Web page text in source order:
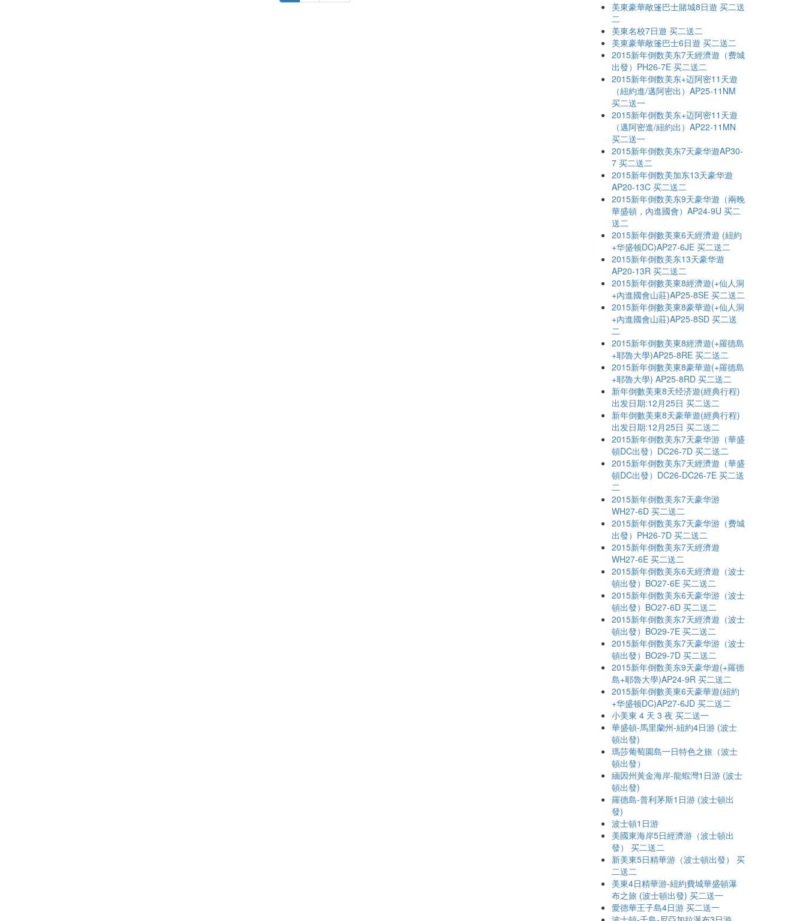
美東豪華敞篷巴士賭城8日遊 买二送
二
美東名校7日遊 买二送二
美東豪華敞篷巴士6日遊 买二送二
2015新年倒数美东7天經濟遊（费城
出發）PH26-7E 买二送二
2015新年倒数美东+迈阿密11天遊
（紐約進/邁阿密出）AP25-11NM
买二送一
2015新年倒数美东+迈阿密11天遊
（邁阿密進/紐約出）AP22-11MN
买二送一
2015新年倒数美东7天豪华遊AP30-
7 买二送二
2015新年倒数美加东13天豪华遊
AP20-13C 买二送二
2015新年倒数美东9天豪华遊（兩晚
華盛頓，內進國會）AP24-9U 买二
送二
2015新年倒數美東6天經濟遊 (紐約
+华盛顿DC)AP27-6JE 买二送二
2015新年倒数美东13天豪华遊
AP20-13R 买二送二
2015新年倒數美東8經濟遊(+仙人洞
+內進國會山莊)AP25-8SE 买二送二
2015新年倒數美東8豪華遊(+仙人洞
+內進國會山莊)AP25-8SD 买二送
二
2015新年倒數美東8經濟遊(+羅德島
+耶魯大學)AP25-8RE 买二送二
2015新年倒數美東8豪華遊(+羅德島
+耶魯大學) AP25-8RD 买二送二
新年倒數美東8天经济遊(經典行程)
出发日期:12月25日 买二送二
新年倒數美東8天豪華遊(經典行程)
出发日期:12月25日 买二送二
2015新年倒数美东7天豪华游（華盛
頓DC出發）DC26-7D 买二送二
2015新年倒数美东7天經濟遊（華盛
頓DC出發）DC26-DC26-7E 买二送
二
2015新年倒数美东7天豪华游
WH27-6D 买二送二
2015新年倒数美东7天豪华游（费城
出發）PH26-7D 买二送二
2015新年倒数美东7天經濟遊
WH27-6E 买二送二
2015新年倒数美东6天經濟遊（波士
頓出發）BO27-6E 买二送二
2015新年倒数美东6天豪华游（波士
頓出發）BO27-6D 买二送二
2015新年倒数美东7天經濟遊（波士
頓出發）BO29-7E 买二送二
2015新年倒数美东7天豪华游（波士
頓出發）BO29-7D 买二送二
2015新年倒数美东9天豪华遊(+羅德
島+耶魯大學)AP24-9R 买二送二
2015新年倒數美東6天豪華遊(紐約
+华盛顿DC)AP27-6JD 买二送二
小美東 4 天 3 夜 买二送一
華盛頓-馬里蘭州-紐約4日游 (波士
頓出發)
瑪莎葡萄園島一日特色之旅（波士
頓出發）
緬因州黃金海岸-龍蝦灣1日游 (波士
頓出發)
羅德島-普利茅斯1日游 (波士頓出
發)
波士頓1日游
美國東海岸5日經濟游（波士頓出
發） 买二送二
新美東5日精華游（波士頓出發） 买
二送二
美東4日精華游-紐約費城華盛頓瀑
布之旅 (波士頓出發) 买二送一
愛德華王子島4日游 买二送一